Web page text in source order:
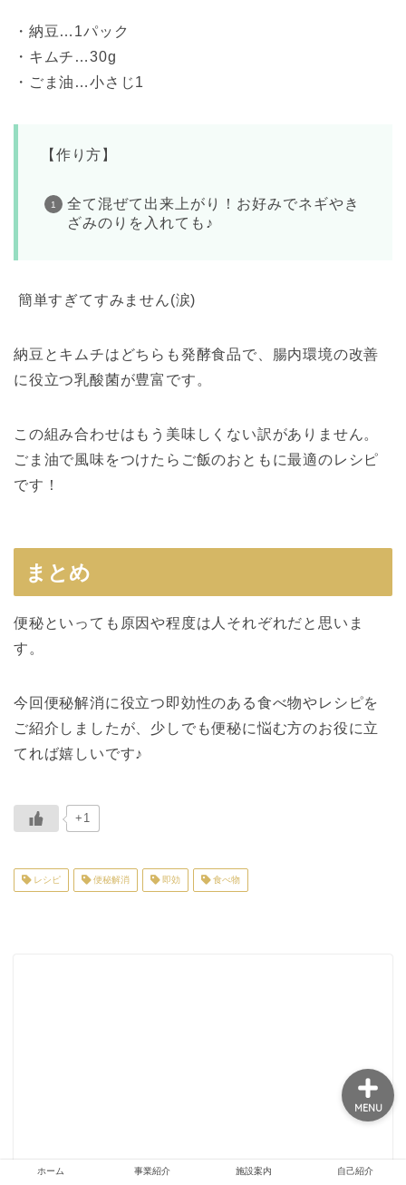
・納豆…1パック
・キムチ…30g
・ごま油…小さじ1
【作り方】
全て混ぜて出来上がり！お好みでネギやき
ざみのりを入れても♪
簡単すぎてすみません(涙)
納豆とキムチはどちらも発酵食品で、腸内環境の改善
に役立つ乳酸菌が豊富です。
この組み合わせはもう美味しくない訳がありません。
ごま油で風味をつけたらご飯のおともに最適のレシピ
です！
まとめ
便秘といっても原因や程度は人それぞれだと思いま
す。
今回 便秘解消に役立つ 即効性のある食べ物やレシピを
ご紹介しましたが、少しでも便秘に悩む方のお役に立
てれば嬉しいです♪
+1
レシピ 便秘解消 即効 食べ物
ホーム 事業紹介 施設案内 自己紹介
MENU